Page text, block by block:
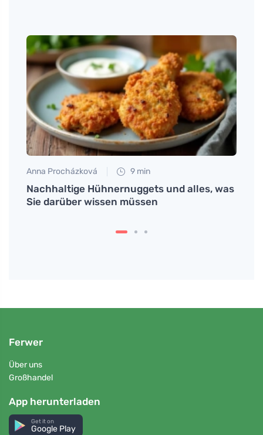
Anna Procházková 9 min
Nachhaltige Hühnernuggets und alles, was
Sie darüber wissen müssen
Ferwer
Über uns
Großhandel
App herunterladen
Get it on
Google Play